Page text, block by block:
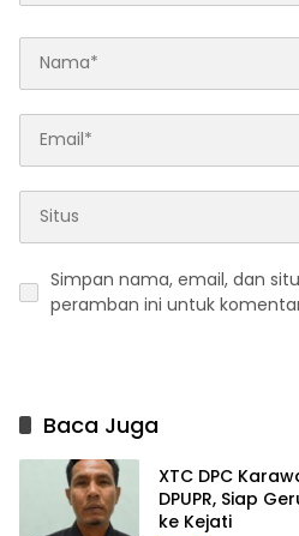
Simpan nama, email, dan
peramban ini untuk
Baca Juga
XTC DPC
DPUPR, Siap
ke Kejati